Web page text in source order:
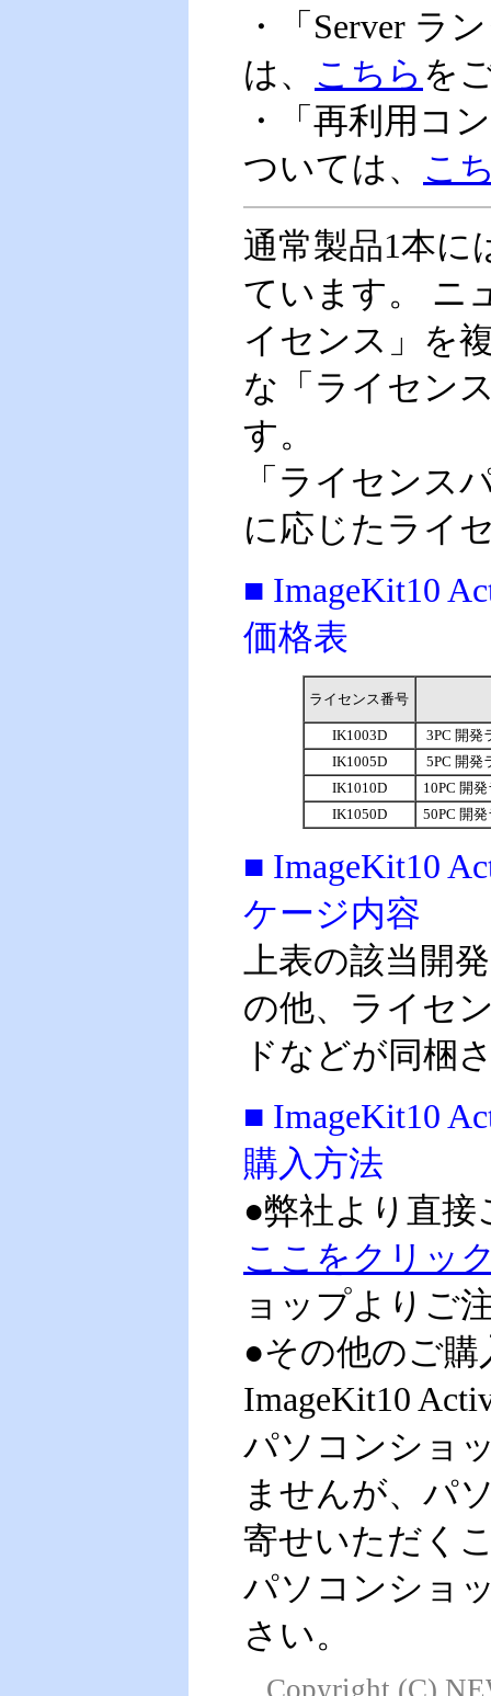
・「Server ラ
は、 こちら を
・「再利用コ
ついては、 こ
通常製品1本に
ています。 ニ
イセンス」を
な「ライセン
す。
「ライセンス
に応じたライ
■ ImageKit10
価格表
ライセンス番号
IK1003D
3PC 開発
IK1005D
5PC 開発
IK1010D
10PC 開
IK1050D
50PC 開
■ ImageKit10
ケージ内容
上表の該当開
の他、ライセ
ドなどが同梱
■ ImageKit10
購入方法
●弊社より直接
ここをクリッ
ョップよりご
●その他のご購
ImageKit10
パソコンショ
ませんが、パ
寄せいただく
パソコンショ
さい。
Copyright (C)